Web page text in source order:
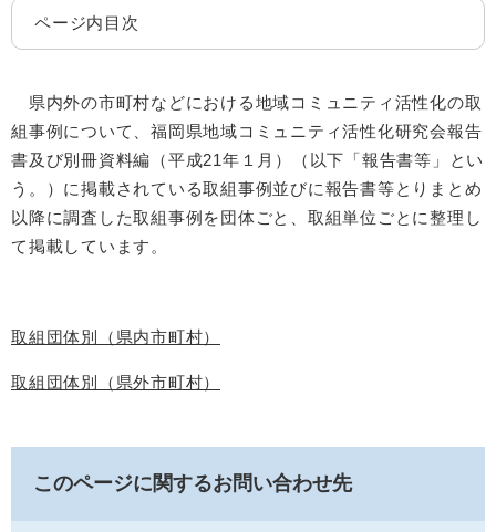
ページ内目次
県内外の市町村などにおける地域コミュニティ活性化の取
組事例について、福岡県地域コミュニティ活性化研究会報告
書及び別冊資料編（平成21年１月）（以下「報告書等」とい
う。）に掲載されている取組事例並びに報告書等とりまとめ
以降に調査した取組事例を団体ごと、取組単位ごとに整理し
て掲載しています。
取組団体別（県内市町村）
取組団体別（県外市町村）
このページに関するお問い合わせ先